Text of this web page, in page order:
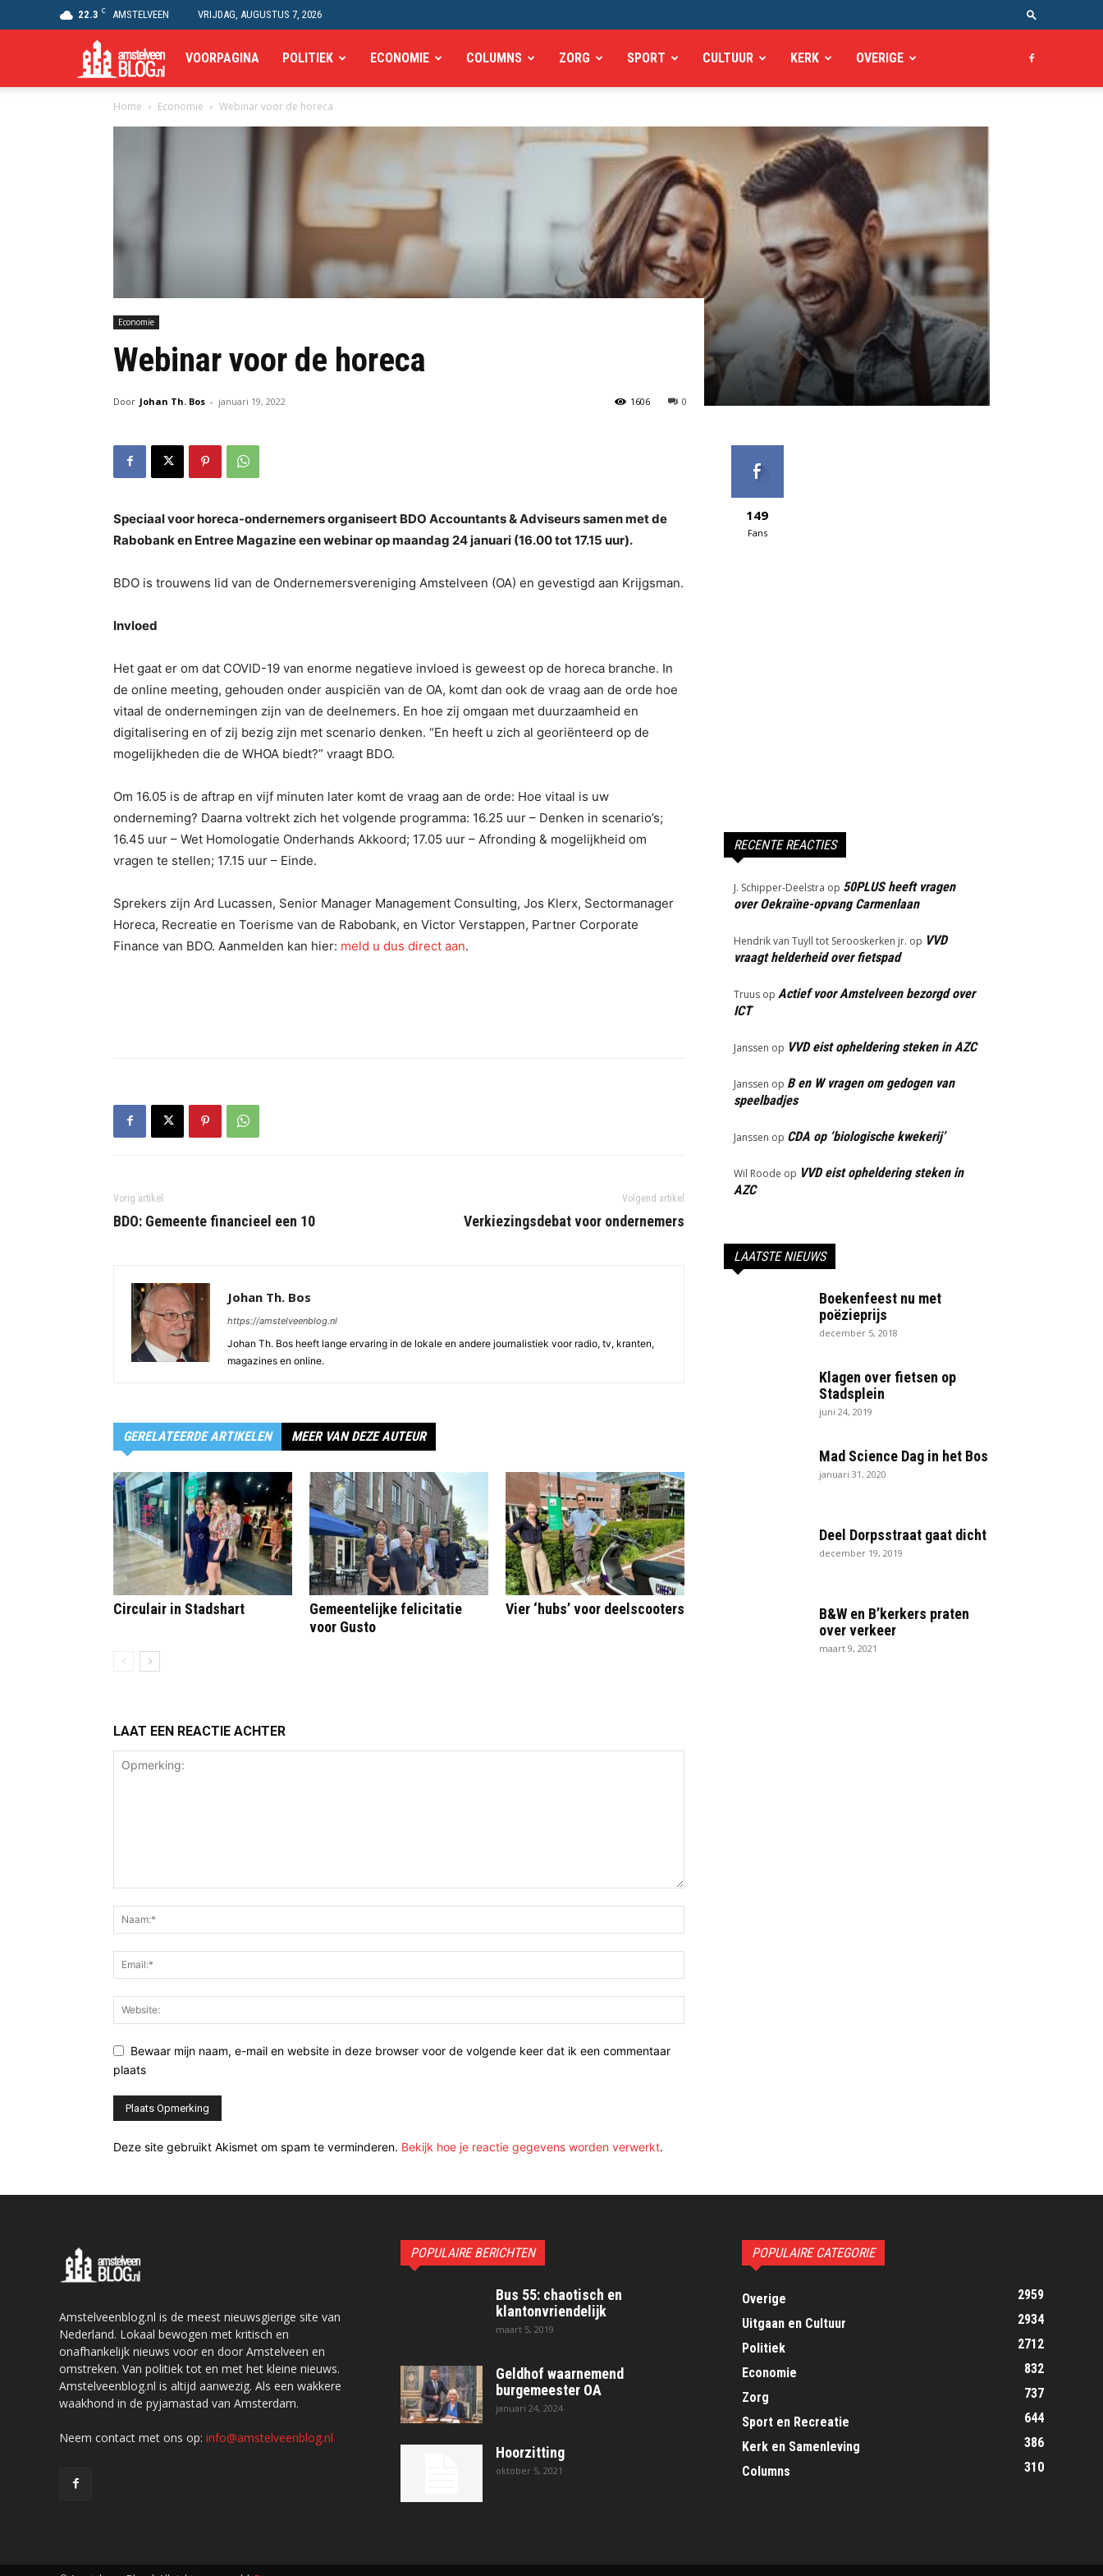
22.3 C AMSTELVEEN VRIJDAG, AUGUSTUS 7, 2026
Amstelveen
Blog
VOORPAGINA POLITIEK ECONOMIE COLUMNS ZORG SPORT CULTUUR KERK OVERIGE
Home Economie Webinar voor de horeca
Economie
Webinar voor de horeca
Door Johan Th. Bos - januari 19, 2022 0
1606
Speciaal voor horeca-ondernemers organiseert BDO Accountants & Adviseurs samen met de
Rabobank en Entree Magazine een webinar op maandag 24 januari (16.00 tot 17.15 uur).
BDO is trouwens lid van de Ondernemersvereniging Amstelveen (OA) en gevestigd aan Krijgsman.
Invloed
Het gaat er om dat COVID-19 van enorme negatieve invloed is geweest op de horeca branche. In
de online meeting, gehouden onder auspiciën van de OA, komt dan ook de vraag aan de orde hoe
vitaal de ondernemingen zijn van de deelnemers. En hoe zij omgaan met duurzaamheid en
digitalisering en of zij bezig zijn met scenario denken. “En heeft u zich al georiënteerd op de
mogelijkheden die de WHOA biedt?” vraagt BDO.
Om 16.05 is de aftrap en vijf minuten later komt de vraag aan de orde: Hoe vitaal is uw
onderneming? Daarna voltrekt zich het volgende programma: 16.25 uur – Denken in scenario’s;
16.45 uur – Wet Homologatie Onderhands Akkoord; 17.05 uur – Afronding & mogelijkheid om
vragen te stellen; 17.15 uur – Einde.
Sprekers zijn Ard Lucassen, Senior Manager Management Consulting, Jos Klerx, Sectormanager
Horeca, Recreatie en Toerisme van de Rabobank, en Victor Verstappen, Partner Corporate
Finance van BDO. Aanmelden kan hier: meld u dus direct aan.
Vorig artikel
BDO: Gemeente financieel een 10
Volgend artikel
Verkiezingsdebat voor ondernemers
Johan Th. Bos
https://amstelveenblog.nl
Johan Th. Bos heeft lange ervaring in de lokale en andere journalistiek voor radio, tv, kranten,
magazines en online.
GERELATEERDE ARTIKELEN MEER VAN DEZE AUTEUR
Circulair in Stadshart
Gemeentelijke felicitatie
voor Gusto
Vier ‘hubs’ voor deelscooters
LAAT EEN REACTIE ACHTER
Bewaar mijn naam, e-mail en website in deze browser voor de volgende keer dat ik een commentaar
plaats
Deze site gebruikt Akismet om spam te verminderen. Bekijk hoe je reactie gegevens worden verwerkt.
149
Fans
RECENTE REACTIES
J. Schipper-Deelstra op 50PLUS heeft vragen
over Oekraïne-opvang Carmenlaan
Hendrik van Tuyll tot Serooskerken jr. op VVD
vraagt helderheid over fietspad
Truus op Actief voor Amstelveen bezorgd over
ICT
Janssen op VVD eist opheldering steken in AZC
Janssen op B en W vragen om gedogen van
speelbadjes
Janssen op CDA op ‘biologische kwekerij’
Wil Roode op VVD eist opheldering steken in
AZC
LAATSTE NIEUWS
Boekenfeest nu met
poëzieprijs
december 5, 2018
Klagen over fietsen op
Stadsplein
juni 24, 2019
Mad Science Dag in het Bos
januari 31, 2020
Deel Dorpsstraat gaat dicht
december 19, 2019
B&W en B’kerkers praten
over verkeer
maart 9, 2021
Amstelveenblog.nl is de meest nieuwsgierige site van
Nederland. Lokaal bewogen met kritisch en
onafhankelijk nieuws voor en door Amstelveen en
omstreken. Van politiek tot en met het kleine nieuws.
Amstelveenblog.nl is altijd aanwezig. Als een wakkere
waakhond in de pyjamastad van Amsterdam.
Neem contact met ons op: info@amstelveenblog.nl
POPULAIRE BERICHTEN
Bus 55: chaotisch en
klantonvriendelijk
maart 5, 2019
Geldhof waarnemend
burgemeester OA
januari 24, 2024
Hoorzitting
oktober 5, 2021
POPULAIRE CATEGORIE
Overige
2959
Uitgaan en Cultuur
2934
Politiek
2712
Economie
832
Zorg
737
Sport en Recreatie
644
Kerk en Samenleving
386
Columns
310